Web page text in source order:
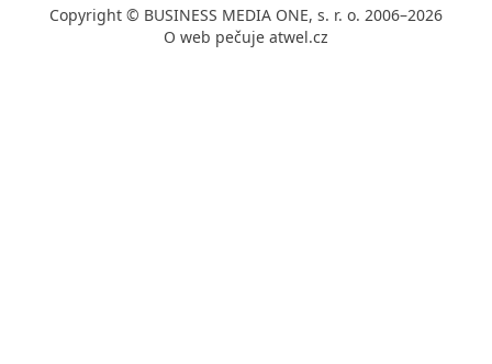
Copyright © BUSINESS MEDIA ONE, s. r. o. 2006–2026